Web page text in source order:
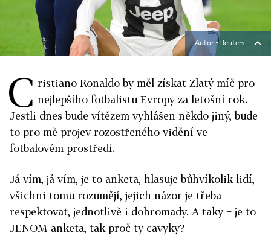
Autor ▪ Reuters
C ristiano Ronaldo by měl získat Zlatý míč pro
nejlepšího fotbalistu Evropy za letošní rok.
Jestli dnes bude vítězem vyhlášen někdo jiný, bude
to pro mě projev rozostřeného vidění ve
fotbalovém prostředí.
Já vím, já vím, je to anketa, hlasuje bůhvíkolik lidí,
všichni tomu rozumějí, jejich názor je třeba
respektovat, jednotlivě i dohromady. A taky − je to
JENOM anketa, tak proč ty cavyky?